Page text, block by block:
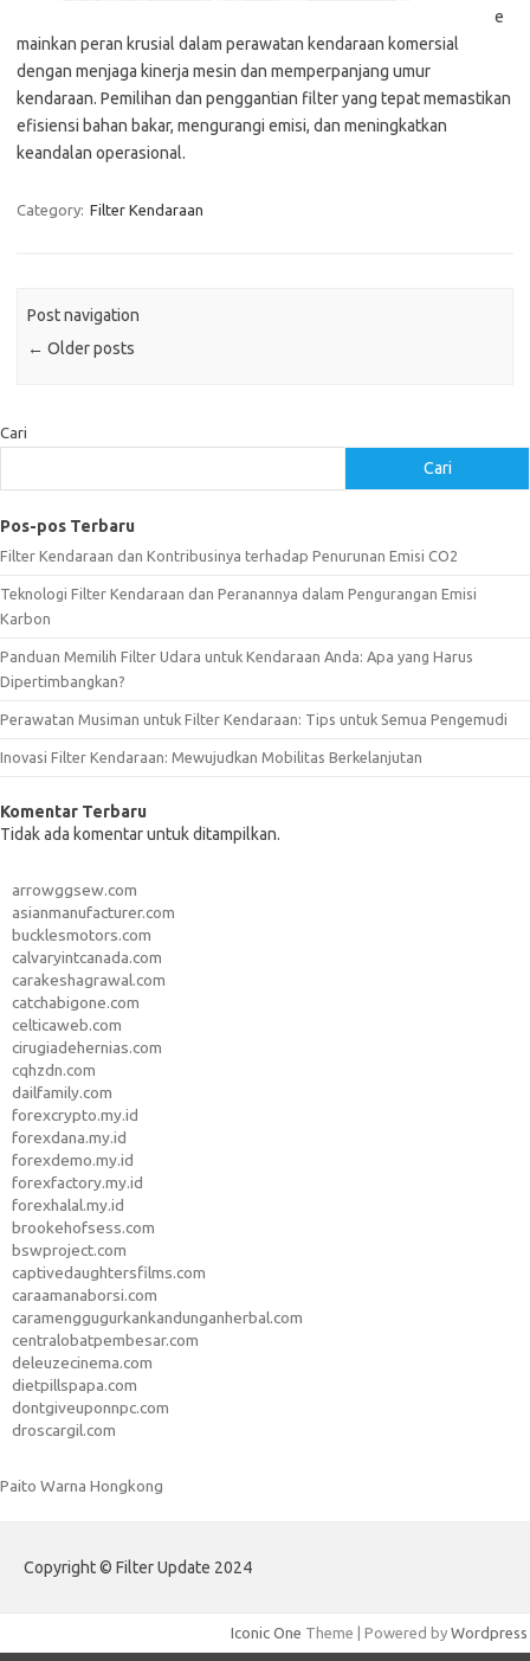
e
mainkan peran krusial dalam perawatan kendaraan komersial
dengan menjaga kinerja mesin dan memperpanjang umur
kendaraan. Pemilihan dan penggantian filter yang tepat memastikan
efisiensi bahan bakar, mengurangi emisi, dan meningkatkan
keandalan operasional.
Category: Filter Kendaraan
Post navigation
← Older posts
Cari
Cari
Pos-pos Terbaru
Filter Kendaraan dan Kontribusinya terhadap Penurunan Emisi CO2
Teknologi Filter Kendaraan dan Peranannya dalam Pengurangan Emisi
Karbon
Panduan Memilih Filter Udara untuk Kendaraan Anda: Apa yang Harus
Dipertimbangkan?
Perawatan Musiman untuk Filter Kendaraan: Tips untuk Semua Pengemudi
Inovasi Filter Kendaraan: Mewujudkan Mobilitas Berkelanjutan
Komentar Terbaru
Tidak ada komentar untuk ditampilkan.
arrowggsew.com
asianmanufacturer.com
bucklesmotors.com
calvaryintcanada.com
carakeshagrawal.com
catchabigone.com
celticaweb.com
cirugiadehernias.com
cqhzdn.com
dailfamily.com
forexcrypto.my.id
forexdana.my.id
forexdemo.my.id
forexfactory.my.id
forexhalal.my.id
brookehofsess.com
bswproject.com
captivedaughtersfilms.com
caraamanaborsi.com
caramenggugurkankandunganherbal.com
centralobatpembesar.com
deleuzecinema.com
dietpillspapa.com
dontgiveuponnpc.com
droscargil.com
Paito Warna Hongkong
Copyright © Filter Update 2024
Iconic One Theme | Powered by Wordpress